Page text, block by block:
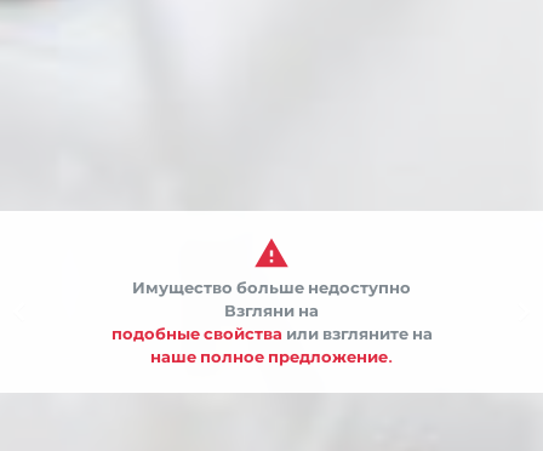

Имущество больше недоступно
Взгляни на
подобные свойства или взгляните на
наше полное предложение.